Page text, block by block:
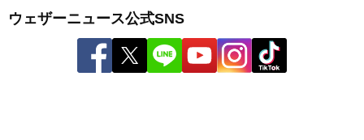
ウェザーニュース公式SNS